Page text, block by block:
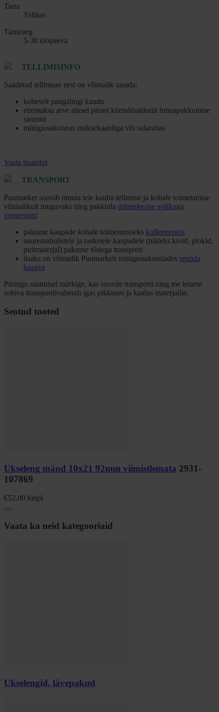
Tartu
Tellitav
Tarneaeg
5-30 tööpäeva
TELLIMISINFO
Saadetud tellimuse eest on võimalik tasuda:
koheselt pangalingi kaudu
ettemaksu arve alusel pärast kliendihaldurilt hinnapakkumise
saamist
müügiosakonnas maksekaardiga või sularahas
Vaata lisainfot
TRANSPORT
Puumarket soovib muuta teie kauba tellimise ja kohale toimetamise
võimalikult mugavaks ning pakkuda mitmekesise valikuga
veoteenust:
pakume kaupade kohale toimetamiseks kullerteenust
suuremahulistele ja rasketele kaupadele (näiteks kivid, plokid,
puitmaterjal) pakume tõstega transporti
lisaks on võimalik Puumarketi müügiosakondades rentida
haagist
Päringu saatmisel märkige, kas soovite transporti ning me leiame
sobiva transpordivahendi igas pikkuses ja kaalus materjalile.
Seotud tooted
Ukseleng mänd 10x21 92mm viimistlemata 2931-
107869
€52,00 kmpl
Vaata ka neid kategooriaid
Ukselengid, lävepakud